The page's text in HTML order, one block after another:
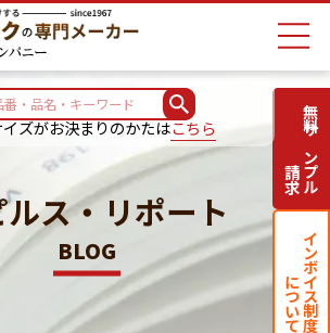
ズがお決まりのかたはこちら
ス・リポート
BLOG
無料サンプル
請求
インボイス制度
について